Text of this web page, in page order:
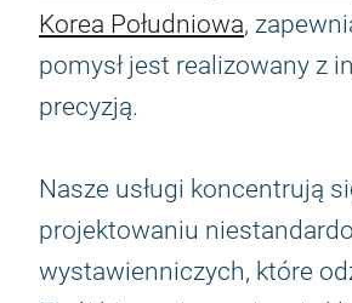
Korea Południowa,
pomysł jest realizowany z
precyzją.
Nasze usługi koncentrują
projektowaniu
wystawienniczych, które